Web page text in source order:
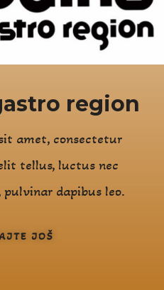
region
amet, consectetur
tellus, luctus nec
dapibus leo.
JOŠ